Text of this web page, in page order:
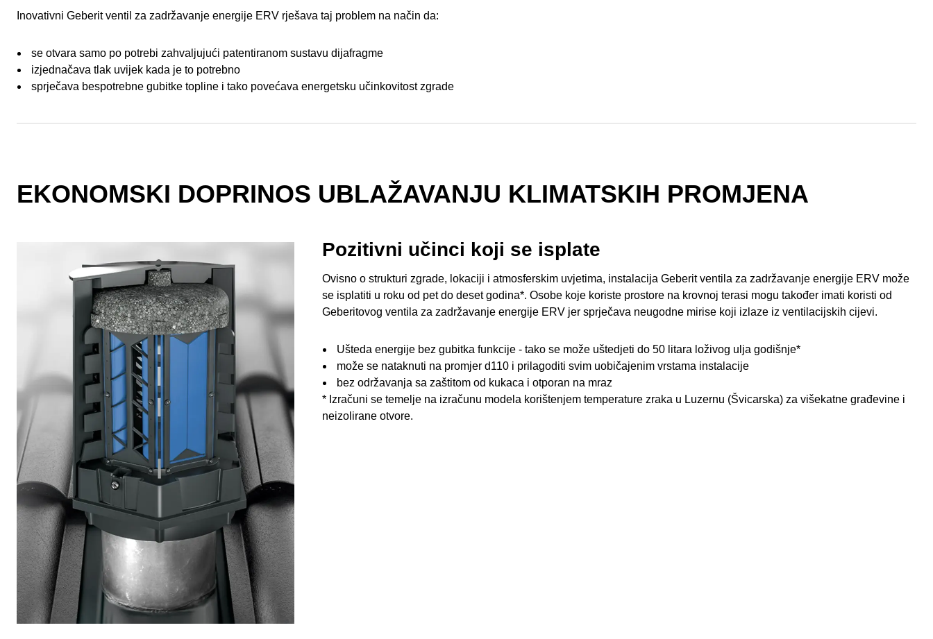
Inovativni Geberit ventil za zadržavanje energije ERV rješava taj problem na način da:
se otvara samo po potrebi zahvaljujući patentiranom sustavu dijafragme
izjednačava tlak uvijek kada je to potrebno
sprječava bespotrebne gubitke topline i tako povećava energetsku učinkovitost zgrade
EKONOMSKI DOPRINOS UBLAŽAVANJU KLIMATSKIH PROMJENA
Pozitivni učinci koji se isplate
Ovisno o strukturi zgrade, lokaciji i atmosferskim uvjetima, instalacija Geberit ventila za zadržavanje energije ERV može
se isplatiti u roku od pet do deset godina*. Osobe koje koriste prostore na krovnoj terasi mogu također imati koristi od
Geberitovog ventila za zadržavanje energije ERV jer sprječava neugodne mirise koji izlaze iz ventilacijskih cijevi.
Ušteda energije bez gubitka funkcije - tako se može uštedjeti do 50 litara loživog ulja godišnje*
može se nataknuti na promjer d110 i prilagoditi svim uobičajenim vrstama instalacije
bez održavanja sa zaštitom od kukaca i otporan na mraz
* Izračuni se temelje na izračunu modela korištenjem temperature zraka u Luzernu (Švicarska) za višekatne građevine i
neizolirane otvore.